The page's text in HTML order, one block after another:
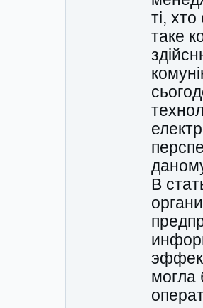
ті,
таке
В
могла